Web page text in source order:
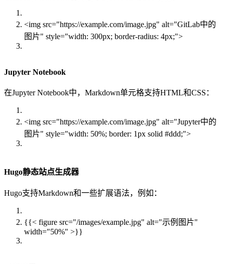
<img src="https://example.com/image.jpg" alt="GitLab中的
图片" style="width: 300px; border-radius: 4px;">
Jupyter Notebook
在Jupyter Notebook中，Markdown单元格支持HTML和CSS：
<img src="https://example.com/image.jpg" alt="Jupyter中的
图片" style="width: 50%; border: 1px solid #ddd;">
Hugo静态站点生成器
Hugo支持Markdown和一些扩展语法，例如：
{{< figure src="/images/example.jpg" alt="示例图片"
width="50%" >}}